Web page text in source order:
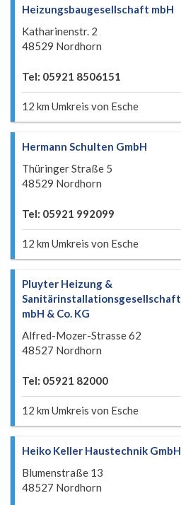
Heizungsbaugesellschaft mbH
Katharinenstr. 2
48529 Nordhorn
Tel: 05921 8506151
12 km Umkreis von Esche
Hermann Schulten GmbH
Thüringer Straße 5
48529 Nordhorn
Tel: 05921 992099
12 km Umkreis von Esche
Pluyter Heizung &
Sanitärinstallationsgesellschaft
mbH & Co. KG
Alfred-Mozer-Strasse 62
48527 Nordhorn
Tel: 05921 82000
12 km Umkreis von Esche
Heiko Keller Haustechnik GmbH
Blumenstraße 13
48527 Nordhorn